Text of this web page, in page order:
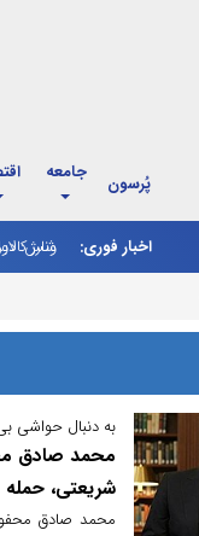
پُرسون جامعه
اخبار فوری:
ونس:
به دنبال حواشی
محمد صادق
شریعتی،
محمد صادق